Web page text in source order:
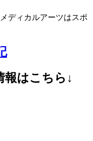
報はこちら↓